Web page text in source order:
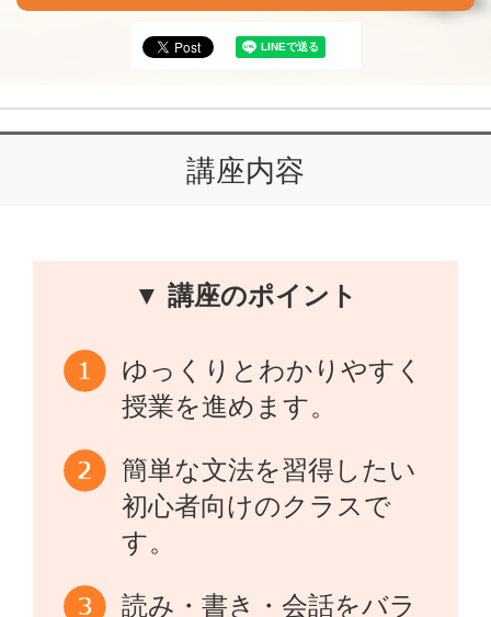
講座内容
▼ 講座のポイント
ゆっくりとわかりやすく
授業を進めます。
簡単な文法を習得したい
初心者向けのクラスで
す。
読み・書き・会話をバラ